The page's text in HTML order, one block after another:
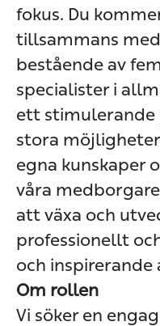
fokus. Du
tillsammans
bestående av
specialister i
ett
stora
egna kunskaper
våra
att växa och
professionellt
och
Om rollen
Vi söker en